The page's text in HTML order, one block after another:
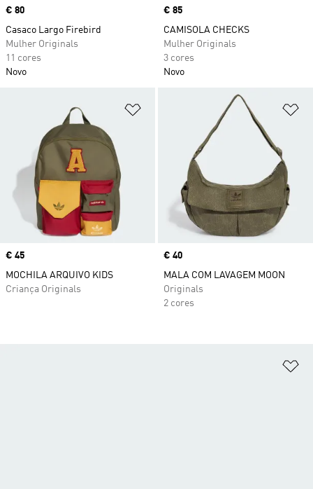
Price
€ 80
Casaco Largo Firebird
Mulher Originals
11 cores
Novo
Price
€ 85
CAMISOLA CHECKS
Mulher Originals
3 cores
Novo
Adicionar à Lista de Desejos
Price
€ 45
MOCHILA ARQUIVO KIDS
Criança Originals
Price
€ 40
MALA COM LAVAGEM MOON
Originals
2 cores